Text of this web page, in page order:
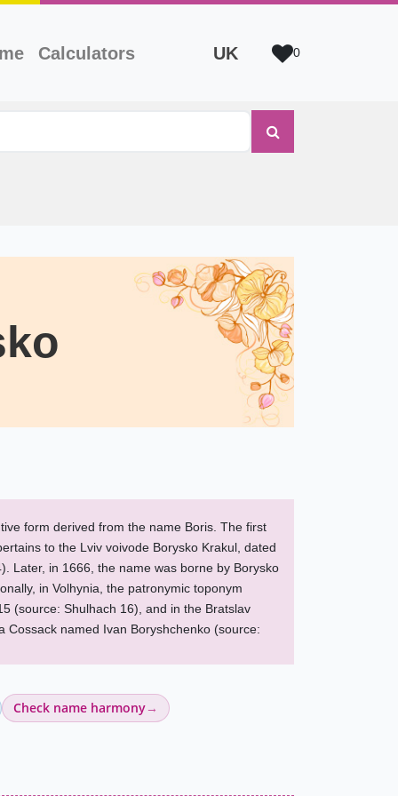
Calculators UK 0
form derived from the name Boris. The first
to the Lviv voivode Borysko Krakul, dated
Later, in 1666, the name was borne by Borysko
in Volhynia, the patronymic toponym
(source: Shulhach 16), and in the Bratslav
Cossack named Ivan Boryshchenko (source:
Check name harmony